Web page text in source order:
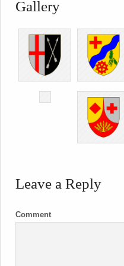
Gallery
Leave a Reply
Comment